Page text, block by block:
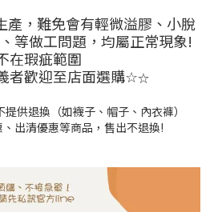
產，難免會有輕微溢膠、小脫
、等做工問題，均屬正常現象!
在瑕疵範圍
者歡迎至店面選購☆☆
供退換（如襪子、帽子、內衣褲）
出清優惠等商品，售出不退換!